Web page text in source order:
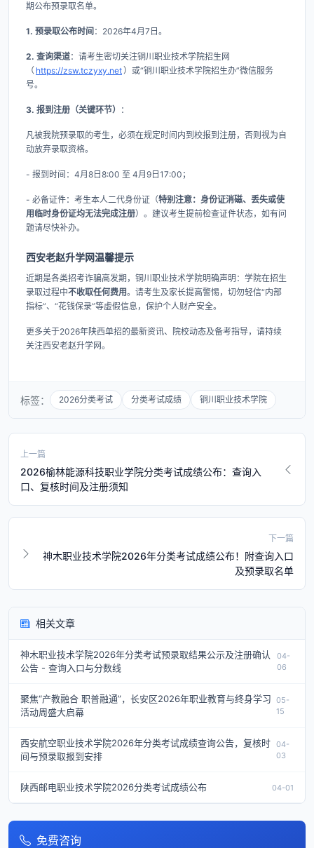
期公布预录取名单。
1. 预录取公布时间 ：2026年4月7日。
2. 查询渠道：请考生密切关注铜川职业技术学院招生网
（ https://zsw.tczyxy.net）或“铜川职业技术学院招生办”微信服务
号。
3. 报到注册（关键环节） ：
凡被我院预录取的考生，必须在规定时间内到校报到注册，否则视为自
动放弃录取资格。
- 报到时间：4月8日8:00 至 4月9日17:00；
- 必备证件：考生本人二代身份证（特别注意：身份证消磁、丢失或使
用临时身份证均无法完成注册）。建议考生提前检查证件状态，如有问
题请尽快补办。
西安老赵升学网温馨提示
近期是各类招考诈骗高发期，铜川职业技术学院明确声明：学院在招生
录取过程中不收取任何费用。请考生及家长提高警惕，切勿轻信“内部
指标”、“花钱保录”等虚假信息，保护个人财产安全。
更多关于2026年陕西单招的最新资讯、院校动态及备考指导，请持续
关注西安老赵升学网。
标签： 2026分类考试 分类考试成绩 铜川职业技术学院
上一篇
2026榆林能源科技职业学院分类考试成绩公布：查询入
口、复核时间及注册须知
下一篇
神木职业技术学院2026年分类考试成绩公布！附查询入口
及预录取名单
相关文章
神木职业技术学院2026年分类考试预录取结果公示及注册确认
公告 - 查询入口与分数线
04-
06
聚焦“产教融合 职普融通”，长安区2026年职业教育与终身学习
活动周盛大启幕
05-
15
西安航空职业技术学院2026年分类考试成绩查询公告，复核时
间与预录取报到安排
04-
03
陕西邮电职业技术学院2026分类考试成绩公布 04-01
免费咨询